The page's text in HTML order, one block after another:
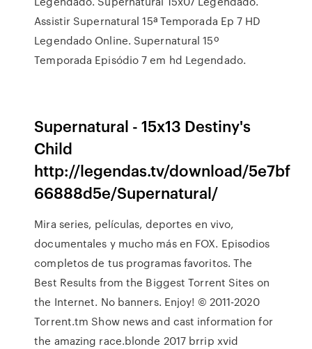
Assistir Supernatural 15ª Temporada Ep 7 HD
Legendado Online. Supernatural 15º
Temporada Episódio 7 em hd Legendado.
Supernatural - 15x13 Destiny's
Child
http://legendas.tv/download/5e7bf
66888d5e/Supernatural/
Mira series, películas, deportes en vivo,
documentales y mucho más en FOX. Episodios
completos de tus programas favoritos. The
Best Results from the Biggest Torrent Sites on
the Internet. No banners. Enjoy! © 2011-2020
Torrent.tm Show news and cast information for
the amazing race.blonde 2017 brrip xvid